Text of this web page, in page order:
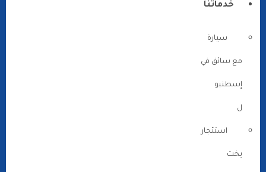
خدماتنا
سيارة
مع سائق في
إسطنبو
ل
استئجار
يخت